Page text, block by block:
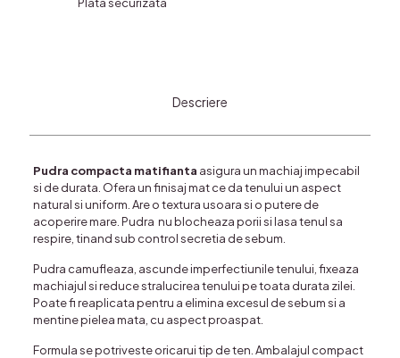
Descriere
Pudra compacta matifianta asigura un machiaj impecabil
si de durata. Ofera un finisaj mat ce da tenului un aspect
natural si uniform. Are o textura usoara si o putere de
acoperire mare. Pudra nu blocheaza porii si lasa tenul sa
respire, tinand sub control secretia de sebum.
Pudra camufleaza, ascunde imperfectiunile tenului, fixeaza
machiajul si reduce stralucirea tenului pe toata durata zilei.
Poate fi reaplicata pentru a elimina excesul de sebum si a
mentine pielea mata, cu aspect proaspat.
Formula se potriveste oricarui tip de ten. Ambalajul compact